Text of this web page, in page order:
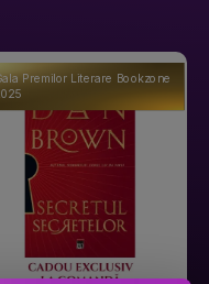
Premilor Literare Bookzone